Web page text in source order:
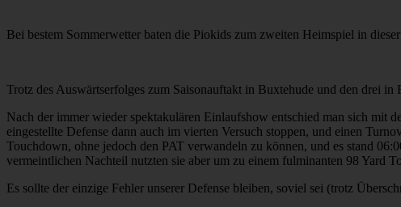
Bei bestem Sommerwetter baten die Piokids zum zweiten Heimspiel in
Trotz des Auswärtserfolges zum Saisonauftakt in Buxtehude und den drei
Nach der immer wieder spektakulären Einlaufshow entschied man sich mit
eingestellte Defense dann auch im vierten Versuch stoppen, und einen
Touchdown, ohne jedoch den PAT verwandeln zu können, und es stand
vermeintlichen Nachteil nutzten sie aber um zu einem fulminanten 98 Yard
Es sollte der einzige Fehler unserer Defense bleiben, soviel sei (trotz